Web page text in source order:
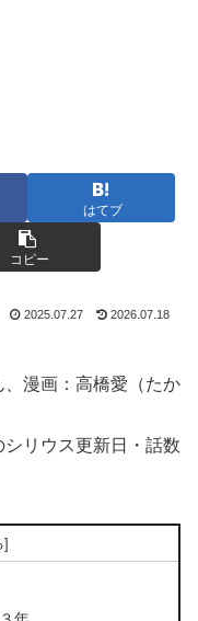
はてブ
コピー
2025.07.27 2026.07.18
漫画：高橋愛（たか
リウス更新日・話数